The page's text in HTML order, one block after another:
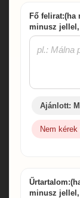
Fő felirat:(ha
minusz
Ajánlott:
Nem kérek
minusz